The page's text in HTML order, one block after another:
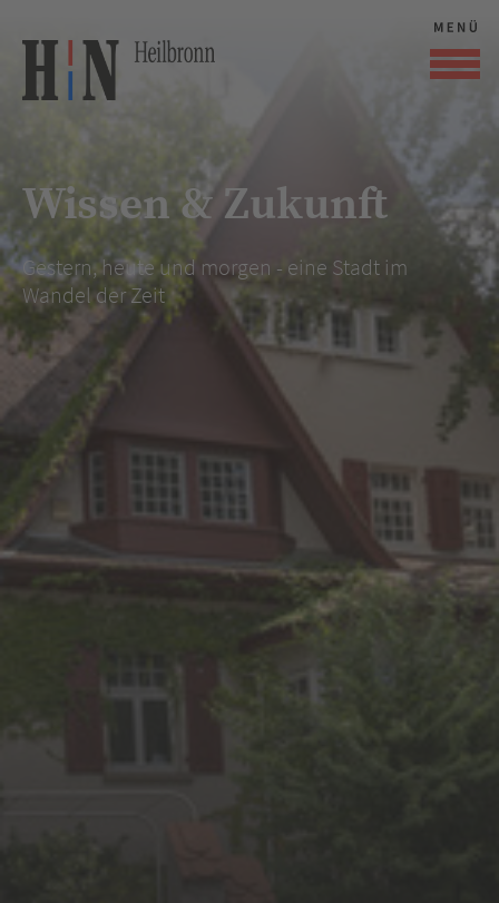
Wissen & Zukunft
Gestern, heute und morgen - eine Stadt im
Wandel der Zeit